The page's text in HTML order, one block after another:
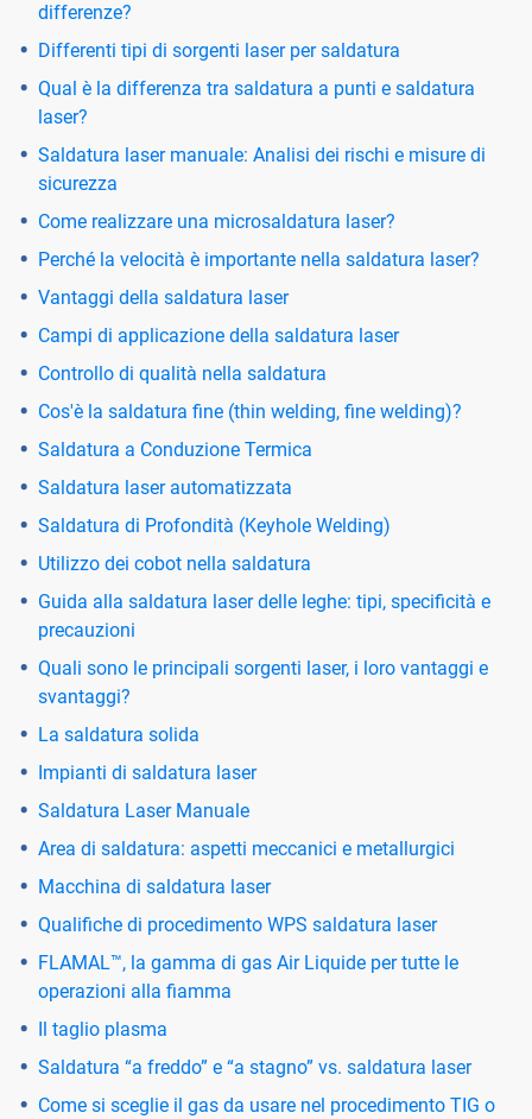
differenze?
Differenti tipi di sorgenti laser per saldatura
Qual è la differenza tra saldatura a punti e saldatura
laser?
Saldatura laser manuale: Analisi dei rischi e misure di
sicurezza
Come realizzare una microsaldatura laser?
Perché la velocità è importante nella saldatura laser?
Vantaggi della saldatura laser
Campi di applicazione della saldatura laser
Controllo di qualità nella saldatura
Cos'è la saldatura fine (thin welding, fine welding)?
Saldatura a Conduzione Termica
Saldatura laser automatizzata
Saldatura di Profondità (Keyhole Welding)
Utilizzo dei cobot nella saldatura
Guida alla saldatura laser delle leghe: tipi, specificità e
precauzioni
Quali sono le principali sorgenti laser, i loro vantaggi e
svantaggi?
La saldatura solida
Impianti di saldatura laser
Saldatura Laser Manuale
Area di saldatura: aspetti meccanici e metallurgici
Macchina di saldatura laser
Qualifiche di procedimento WPS saldatura laser
FLAMAL™, la gamma di gas Air Liquide per tutte le
operazioni alla fiamma
Il taglio plasma
Saldatura “a freddo” e “a stagno” vs. saldatura laser
Come si sceglie il gas da usare nel procedimento TIG o